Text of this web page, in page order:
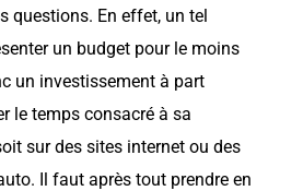
questions. En effet, un tel
un budget pour le moins
un investissement à part
le temps consacré à sa
sur des sites internet ou des
Il faut après tout prendre en